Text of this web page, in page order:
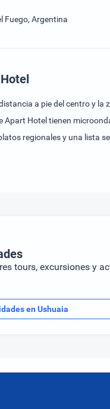
Fuego, Argentina
a pie del centro y
Apart Hotel tienen
regionales y una lista
tours, excursiones y
en Ushuaia